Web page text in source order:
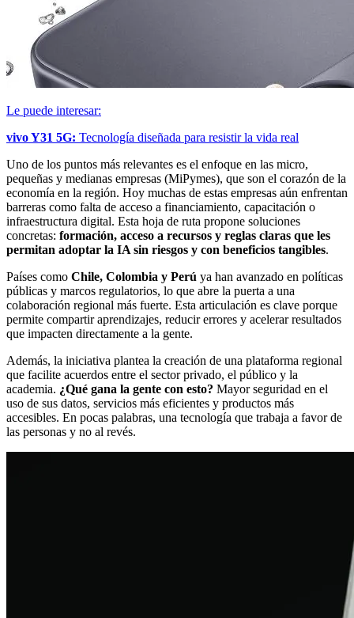
Le puede interesar:
vivo Y31 5G: Tecnología diseñada para resistir la vida real
Uno de los puntos más relevantes es el enfoque en las micro,
pequeñas y medianas empresas (MiPymes), que son el corazón de la
economía en la región. Hoy muchas de estas empresas aún enfrentan
barreras como falta de acceso a financiamiento, capacitación o
infraestructura digital. Esta hoja de ruta propone soluciones
concretas: formación, acceso a recursos y reglas claras que les
permitan adoptar la IA sin riesgos y con beneficios tangibles.
Países como Chile, Colombia y Perú ya han avanzado en políticas
públicas y marcos regulatorios, lo que abre la puerta a una
colaboración regional más fuerte. Esta articulación es clave porque
permite compartir aprendizajes, reducir errores y acelerar resultados
que impacten directamente a la gente.
Además, la iniciativa plantea la creación de una plataforma regional
que facilite acuerdos entre el sector privado, el público y la
academia. ¿Qué gana la gente con esto? Mayor seguridad en el
uso de sus datos, servicios más eficientes y productos más
accesibles. En pocas palabras, una tecnología que trabaja a favor de
las personas y no al revés.